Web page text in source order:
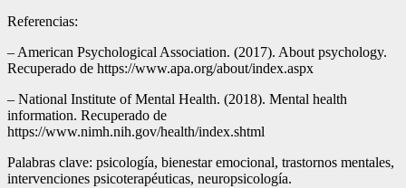
Referencias:
– American Psychological Association. (2017). About psychology.
Recuperado de https://www.apa.org/about/index.aspx
– National Institute of Mental Health. (2018). Mental health
information. Recuperado de
https://www.nimh.nih.gov/health/index.shtml
Palabras clave: psicología, bienestar emocional, trastornos mentales,
intervenciones psicoterapéuticas, neuropsicología.